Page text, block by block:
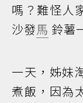
嗎？難怪人
沙發馬 鈴薯
一天，姊妹
煮飯，因為